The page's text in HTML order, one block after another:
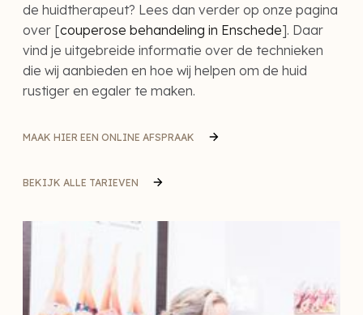
de huidtherapeut? Lees dan verder op onze pagina
over [couperose behandeling in Enschede]. Daar
vind je uitgebreide informatie over de technieken
die wij aanbieden en hoe wij helpen om de huid
rustiger en egaler te maken.
MAAK HIER EEN ONLINE AFSPRAAK
BEKIJK ALLE TARIEVEN